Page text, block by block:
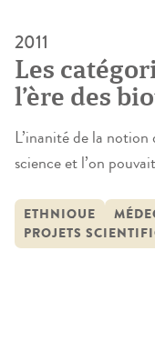
2011
Les
l’ère des
L’inanité de la
science et l’on
lutter contre le
catégories « ethno-
apparaît
ETHNIQUE
PROJETS